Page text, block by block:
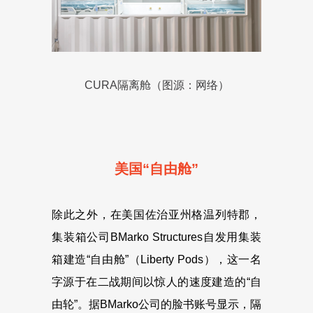
CURA隔离舱（图源：网络）
美国“自由舱”
除此之外，在美国佐治亚州格温列特郡，
集装箱公司BMarko Structures自发用集装
箱建造“自由舱”（Liberty Pods），这一名
字源于在二战期间以惊人的速度建造的“自
由轮”。据BMarko公司的脸书账号显示，隔